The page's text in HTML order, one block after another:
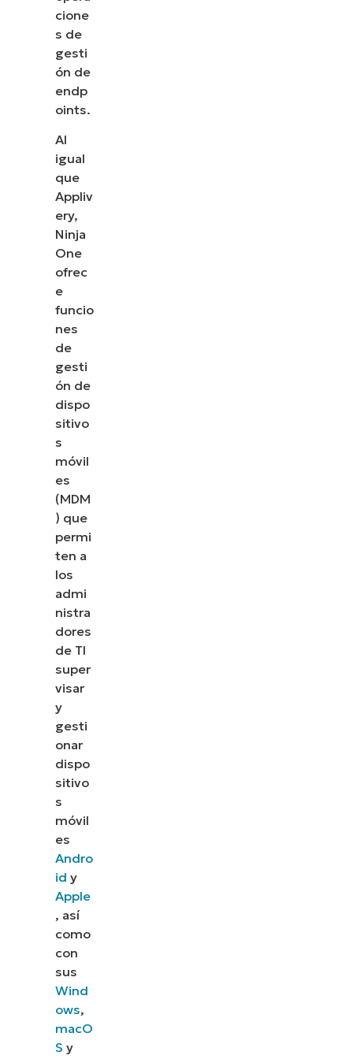
cione
s de
gesti
ón de
endp
oints.
Al
igual
que
Appliv
ery,
Ninja
One
ofrec
e
funcio
nes
de
gesti
ón de
dispo
sitivo
s
móvil
es
(MDM
) que
permi
ten a
los
admi
nistra
dores
de TI
super
visar
y
gesti
onar
dispo
sitivo
s
móvil
es
Andro
id y
Apple
, así
como
con
sus
Wind
ows,
macO
S y
cómo NinjaOne simplifica tareas de TI como la
gestión de endpoints, el parcheo, el MDM, la
gestión de tickets y mucho más.